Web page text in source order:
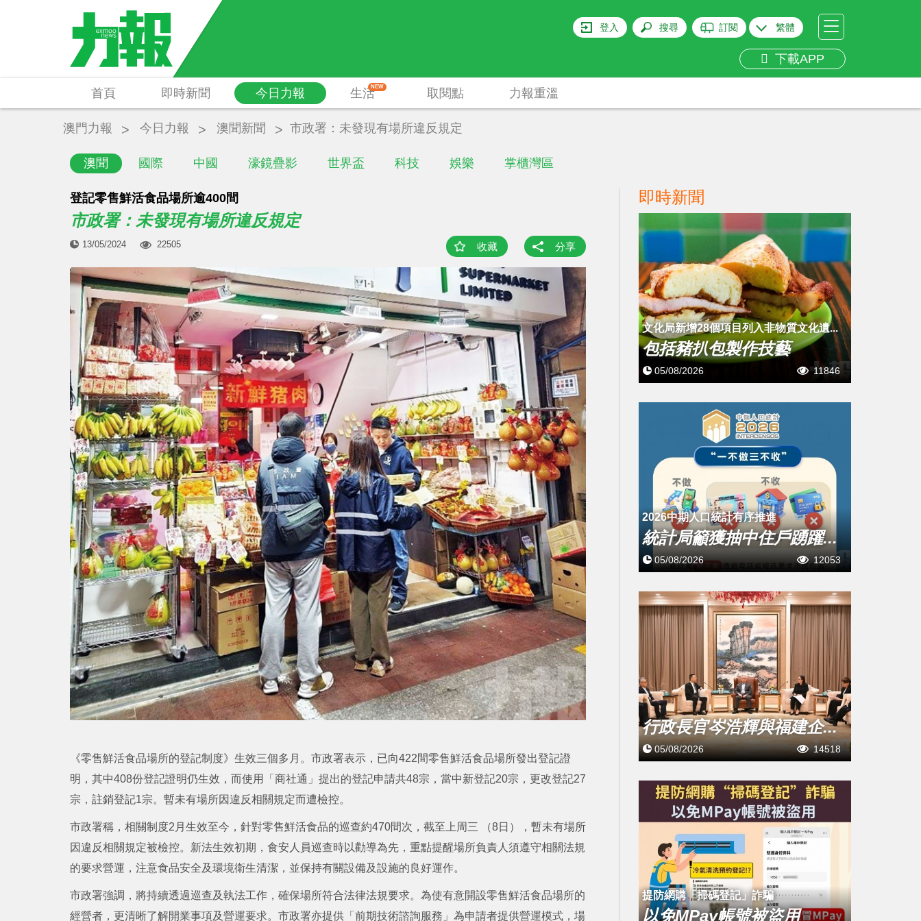
登入 搜尋 訂閱 繁體
下載APP
首頁 即時新聞 今日力報
澳聞 國際 中國 濠鏡疊影 世界盃 科技 娛樂 掌櫃灣區
生活NEW 取閱點 力報重溫
澳門力報 今日力報 澳聞新聞 市政署：未發現有場所違反規定
登記零售鮮活食品場所逾400間
市政署：未發現有場所違反規定
13/05/2024 22505 收藏 分享
《零售鮮活食品場所的登記制度》生效三個多月。市政署表示，已向422間零售鮮活食品場所發出登記證
明，其中408份登記證明仍生效，而使用「商社通」提出的登記申請共48宗，當中新登記20宗，更改登記27
宗，註銷登記1宗。暫未有場所因違反相關規定而遭檢控。
市政署稱，相關制度2月生效至今，針對零售鮮活食品的巡查約470間次，截至上周三 （8日），暫未有場所
因違反相關規定被檢控。新法生效初期，食安人員巡查時以勸導為先，重點提醒場所負責人須遵守相關法規
的要求營運，注意食品安全及環境衛生清潔，並保持有關設備及設施的良好運作。
市政署強調，將持續透過巡查及執法工作，確保場所符合法律法規要求。為使有意開設零售鮮活食品場所的
經營者，更清晰了解開業事項及營運要求。市政署亦提供「前期技術諮詢服務」為申請者提供營運模式，場
即時新聞
文化局新增28個項目列入非物質文化遺...
包括豬扒包製作技藝
05/08/2026 11846
2026中期人口統計有序推進
統計局籲獲抽中住戶踴躍...
05/08/2026 12053
行政長官岑浩輝與福建企...
05/08/2026 14518
提防網購「掃碼登記」詐騙
以免MPay帳號被盜用